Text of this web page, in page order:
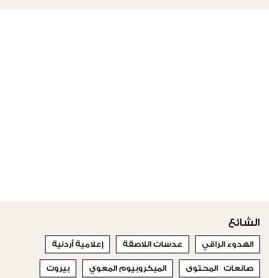
الشائع
الهدوء الراقي عدسات اللاصقة إعلامية أردنية
صانعات المحتوى الميكروبيوم المعوي بيروت